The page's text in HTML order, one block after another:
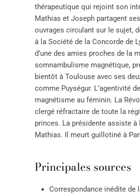
thérapeutique qui rejoint son
Mathias et Joseph partagent
ouvrages circulant sur le sujet,
à la Société de la Concorde de
d’une des amies proches de la
somnambulisme magnétique,
bientôt à Toulouse avec ses
comme Puységur. L’agentivité
magnétisme au féminin. La
clergé réfractaire de toute la
princes. La présidente assiste
Mathias. Il meurt guillotiné à
Principales sources
Correspondance inédite de